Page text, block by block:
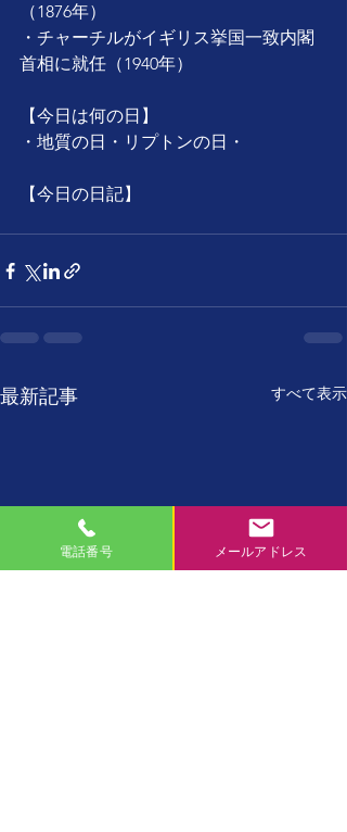
（1876年）
・チャーチルがイギリス挙国一致内閣
首相に就任（1940年）
【今日は何の日】
・地質の日・リプトンの日・
【今日の日記】
最新記事 すべて表示
電話番号 メールアドレス